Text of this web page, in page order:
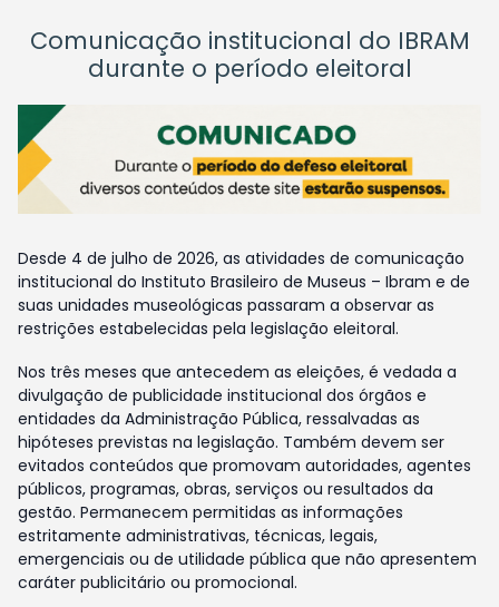
Comunicação institucional do IBRAM
durante o período eleitoral
Desde 4 de julho de 2026, as atividades de comunicação
institucional do Instituto Brasileiro de Museus – Ibram e de
suas unidades museológicas passaram a observar as
restrições estabelecidas pela legislação eleitoral.
Nos três meses que antecedem as eleições, é vedada a
divulgação de publicidade institucional dos órgãos e
entidades da Administração Pública, ressalvadas as
hipóteses previstas na legislação. Também devem ser
evitados conteúdos que promovam autoridades, agentes
públicos, programas, obras, serviços ou resultados da
gestão. Permanecem permitidas as informações
estritamente administrativas, técnicas, legais,
emergenciais ou de utilidade pública que não apresentem
caráter publicitário ou promocional.